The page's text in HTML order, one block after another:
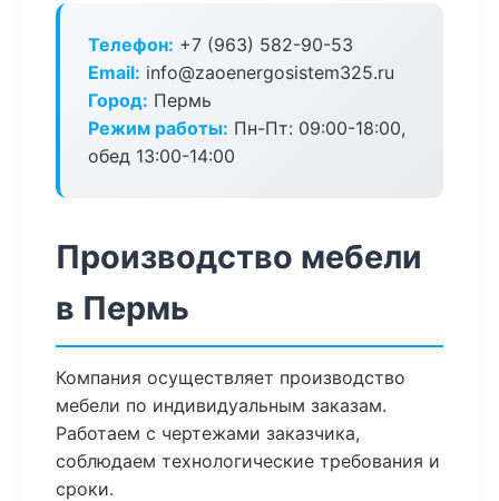
Телефон: +7 (963) 582-90-53
Email: info@zaoenergosistem325.ru
Город: Пермь
Режим работы: Пн-Пт: 09:00-18:00,
обед 13:00-14:00
Производство мебели
в Пермь
Компания осуществляет производство
мебели по индивидуальным заказам.
Работаем с чертежами заказчика,
соблюдаем технологические требования и
сроки.